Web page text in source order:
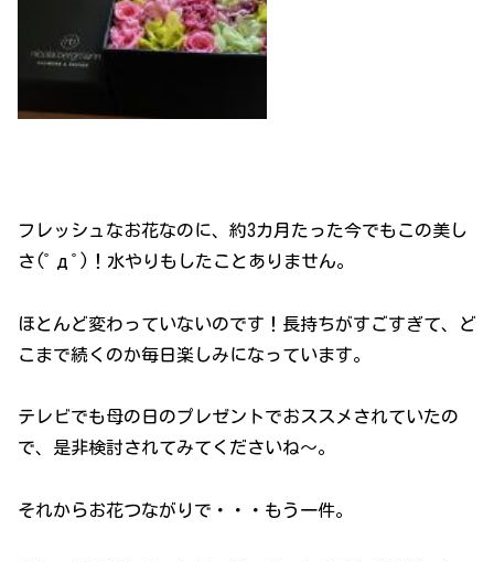
フレッシュなお花なのに、約3カ月たった今でもこの美し
さ(ﾟдﾟ)！水やりもしたことありません。
ほとんど変わっていないのです！長持ちがすごすぎて、ど
こまで続くのか毎日楽しみになっています。
テレビでも母の日のプレゼントでおススメされていたの
で、是非検討されてみてくださいね～。
それからお花つながりで・・・もう一件。